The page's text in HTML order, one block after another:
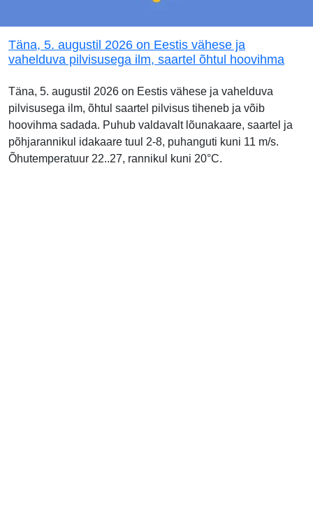
Täna, 5. augustil 2026 on Eestis vähese ja
vahelduva pilvisusega ilm, saartel õhtul hoovihma
Täna, 5. augustil 2026 on Eestis vähese ja vahelduva
pilvisusega ilm, õhtul saartel pilvisus tiheneb ja võib
hoovihma sadada. Puhub valdavalt lõunakaare, saartel ja
põhjarannikul idakaare tuul 2-8, puhanguti kuni 11 m/s.
Õhutemperatuur 22..27, rannikul kuni 20°C.